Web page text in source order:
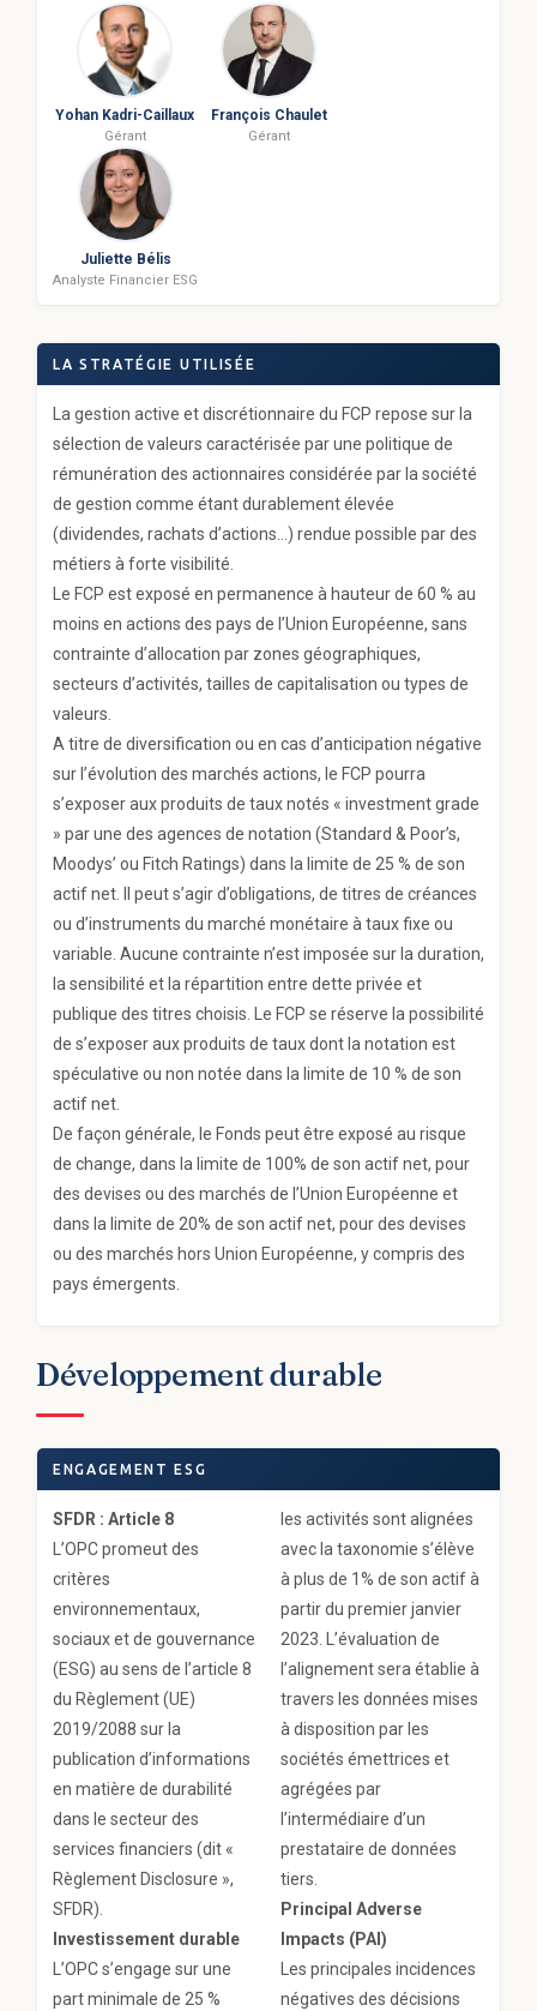
Yohan Kadri-Caillaux
Gérant
François Chaulet
Gérant
Juliette Bélis
Analyste Financier ESG
LA STRATÉGIE UTILISÉE
La gestion active et discrétionnaire du FCP repose sur la
sélection de valeurs caractérisée par une politique de
rémunération des actionnaires considérée par la société
de gestion comme étant durablement élevée
(dividendes, rachats d’actions…) rendue possible par des
métiers à forte visibilité.
Le FCP est exposé en permanence à hauteur de 60 % au
moins en actions des pays de l’Union Européenne, sans
contrainte d’allocation par zones géographiques,
secteurs d’activités, tailles de capitalisation ou types de
valeurs.
A titre de diversification ou en cas d’anticipation négative
sur l’évolution des marchés actions, le FCP pourra
s’exposer aux produits de taux notés « investment grade
» par une des agences de notation (Standard & Poor’s,
Moodys’ ou Fitch Ratings) dans la limite de 25 % de son
actif net. Il peut s’agir d’obligations, de titres de créances
ou d’instruments du marché monétaire à taux fixe ou
variable. Aucune contrainte n’est imposée sur la duration,
la sensibilité et la répartition entre dette privée et
publique des titres choisis. Le FCP se réserve la possibilité
de s’exposer aux produits de taux dont la notation est
spéculative ou non notée dans la limite de 10 % de son
actif net.
De façon générale, le Fonds peut être exposé au risque
de change, dans la limite de 100% de son actif net, pour
des devises ou des marchés de l’Union Européenne et
dans la limite de 20% de son actif net, pour des devises
ou des marchés hors Union Européenne, y compris des
pays émergents.
Développement durable
ENGAGEMENT ESG
SFDR : Article 8
L’OPC promeut des
critères
environnementaux,
sociaux et de gouvernance
(ESG) au sens de l’article 8
du Règlement (UE)
2019/2088 sur la
publication d’informations
en matière de durabilité
dans le secteur des
services financiers (dit «
Règlement Disclosure »,
SFDR).
Investissement durable
L’OPC s’engage sur une
part minimale de 25 %
les activités sont alignées
avec la taxonomie s’élève
à plus de 1% de son actif à
partir du premier janvier
2023. L’évaluation de
l’alignement sera établie à
travers les données mises
à disposition par les
sociétés émettrices et
agrégées par
l’intermédiaire d’un
prestataire de données
tiers.
Principal Adverse
Impacts (PAI)
Les principales incidences
négatives des décisions